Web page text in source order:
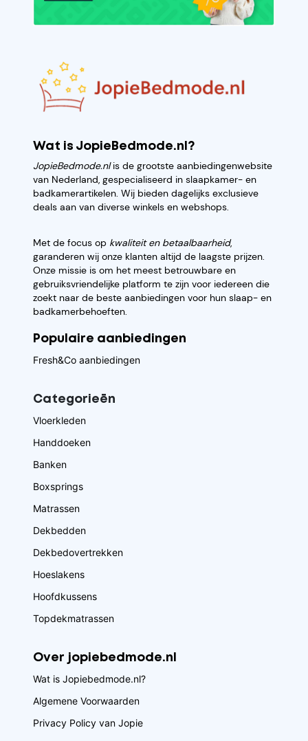
Wat is JopieBedmode.nl?
JopieBedmode.nlis de grootste aanbiedingenwebsite
van Nederland, gespecialiseerd in slaapkamer- en
badkamerartikelen. Wij bieden dagelijks exclusieve
deals aan van diverse winkels en webshops.
Met de focus op kwaliteit en betaalbaarheid,
garanderen wij onze klanten altijd de laagste prijzen.
Onze missie is om het meest betrouwbare en
gebruiksvriendelijke platform te zijn voor iedereen die
zoekt naar de beste aanbiedingen voor hun slaap- en
badkamerbehoeften.
Populaire aanbiedingen
Fresh&Co aanbiedingen
Categorieēn
Vloerkleden
Handdoeken
Banken
Boxsprings
Matrassen
Dekbedden
Dekbedovertrekken
Hoeslakens
Hoofdkussens
Topdekmatrassen
Over jopiebedmode.nl
Wat is Jopiebedmode.nl?
Algemene Voorwaarden
Privacy Policy van Jopie